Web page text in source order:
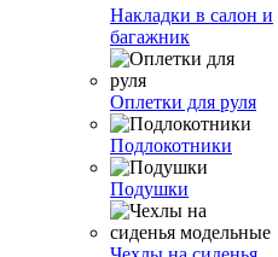
Накладки в салон и
багажник
Оплетки для руля
Подлокотники
Подушки